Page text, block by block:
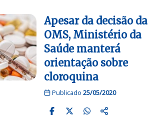
Apesar da decisão da
OMS, Ministério da
Saúde manterá
orientação sobre
cloroquina
Publicado 25/05/2020